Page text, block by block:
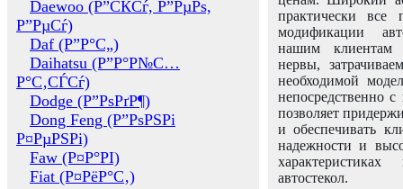
Daewoo (Р”СЌСѓ, Р”РµРѕ,
Р”РµСѓ)
Daf (Р”Р°С„)
Daihatsu (Р”Р°Р№С…
Р°С‚СЃСѓ)
Dodge (Р”РѕРґР¶)
Dong Feng (Р”РѕРЅРі
Р¤РµРЅРі)
Faw (Р¤Р°РІ)
Fiat (Р¤РёР°С‚)
практически все
модификации
нашим клиентам
нервы,
необходимой
непосредственно
позволяет
и обеспечивать
надежности и
автостекол.